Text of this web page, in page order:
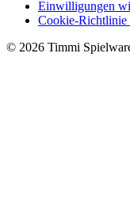
Einwilligungen
Cookie-
© 2026 Timmi